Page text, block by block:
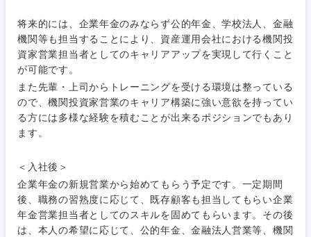
将来的には、企業年金のみならず公的年金、学校法人、金融
機関等も担当することにより、資産運用会社における機関投
資家営業担当者としてのキャリアアップを実現して行くこと
が可能です。
また先輩・上司からトレーニングを受ける環境は整っている
ので、機関投資家営業のキャリア構築に強い意欲を持ってい
る方には多様な経験を積むことが出来るポジションでもあり
ます。
＜入社後＞
企業年金の新規営業から始めてもらう予定です。一定期間
後、職務の習熟度に応じて、既存顧客も担当してもらい企業
年金営業担当者としてのスキルを固めてもらいます。その後
は、本人の希望に応じて、公的年金、金融法人営業等、機関
管理
SCM
人事
営業
サービス
新規事業企画・立上げ
M&A・事業投資
その他企画業務
SCM
人事
マーケティング
営業
クリエイティブ
コンサルタント
電気・電子・半導体
素材・化学・金属
食品・化粧品・アパレル・消費財
メディカル・ヘルスケア・ライフサイエンス
金融
宮城県 山形県
福島県
フリーワード
急募
上場企業
スタートアップ企
業